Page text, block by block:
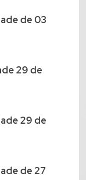
de 03
29 de
29 de
de 27